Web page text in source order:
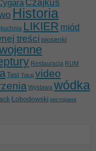
Czajkus
Historia
kuchnia LIKIER miód
treści piosenki
Restauracja RUM
Test Tokaj video
Wystawa wódka
Łobodowski ресторана